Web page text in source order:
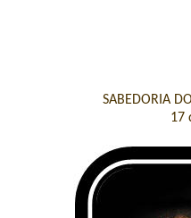
SABEDORIA
17